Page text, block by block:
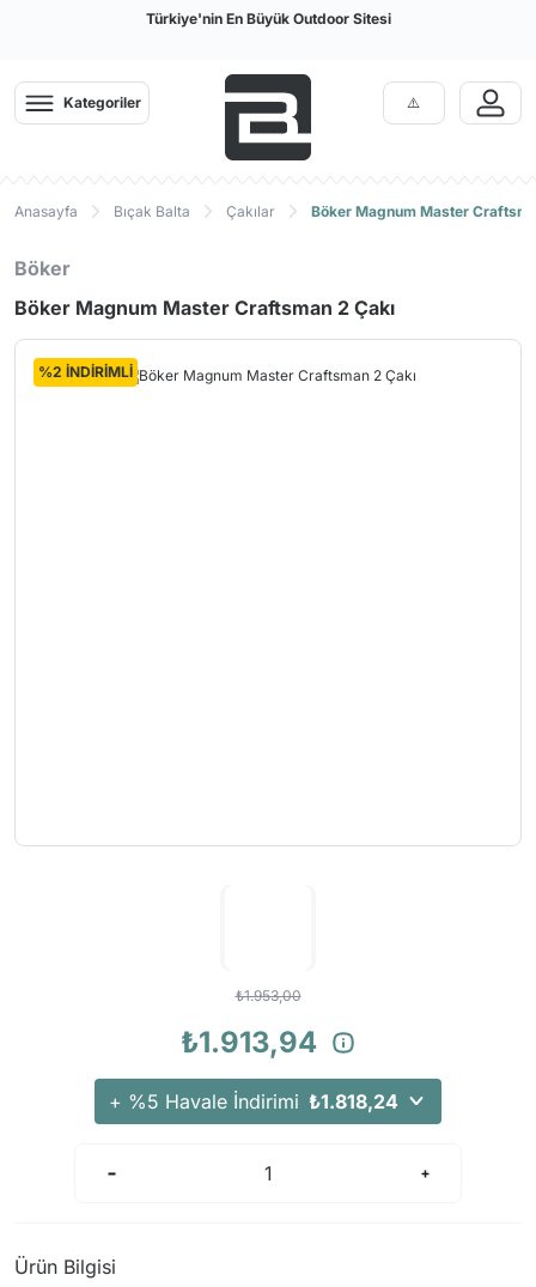
Türkiye'nin En Büyük Outdoor Sitesi
Kategoriler
Anasayfa Bıçak Balta Çakılar Böker Magnum Master
Böker
Böker Magnum Master Craftsman 2 Çakı
%2 İNDİRİMLİ
₺1.953,00
₺1.913,94
+ %5 Havale İndirimi ₺1.818,24
Ürün Bilgisi